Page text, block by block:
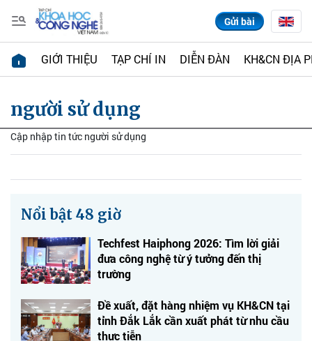
Gửi bài
GIỚI THIỆU TẠP CHÍ IN DIỄN ĐÀN KH&CN ĐỊA
người sử dụng
Cập nhập tin tức người sử dụng
Nổi bật 48 giờ
Techfest Haiphong 2026: Tìm lời giải
đưa công nghệ từ ý tưởng đến thị
trường
Đề xuất, đặt hàng nhiệm vụ KH&CN tại
tỉnh Đắk Lắk cần xuất phát từ nhu cầu
thực tiễn